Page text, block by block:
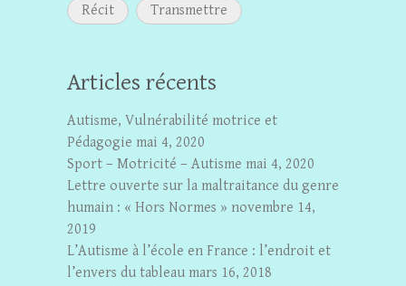
Récit
Transmettre
Articles récents
Autisme, Vulnérabilité motrice et
Pédagogie mai 4, 2020
Sport – Motricité – Autisme mai 4, 2020
Lettre ouverte sur la maltraitance du genre
humain : « Hors Normes » novembre 14,
2019
L’Autisme à l’école en France : l’endroit et
l’envers du tableau mars 16, 2018